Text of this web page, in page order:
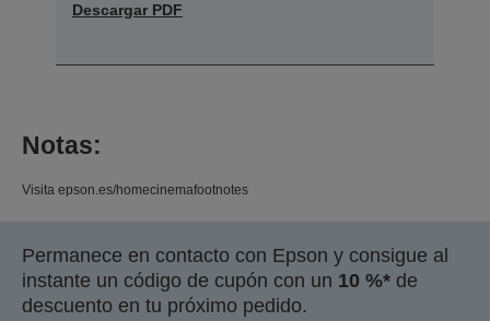
Descargar PDF
Notas:
Visita epson.es/homecinemafootnotes
Permanece en contacto con Epson y consigue al
instante un código de cupón con un 10 %* de
descuento en tu próximo pedido.